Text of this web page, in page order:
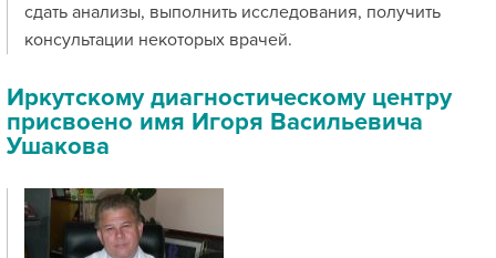
сдать анализы, выполнить исследования, получить
консультации некоторых врачей.
Иркутскому диагностическому центру
присвоено имя Игоря Васильевича
Ушакова